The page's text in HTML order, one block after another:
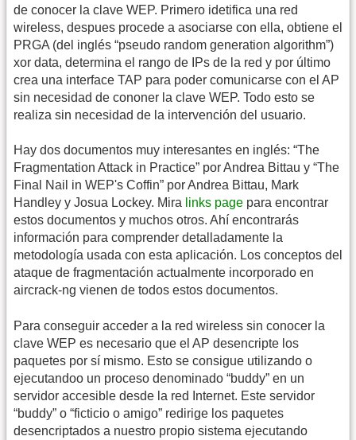
de conocer la clave WEP. Primero idetifica una red
wireless, despues procede a asociarse con ella, obtiene el
PRGA (del inglés “pseudo random generation algorithm”)
xor data, determina el rango de IPs de la red y por último
crea una interface TAP para poder comunicarse con el AP
sin necesidad de cononer la clave WEP. Todo esto se
realiza sin necesidad de la intervención del usuario.
Hay dos documentos muy interesantes en inglés: “The
Fragmentation Attack in Practice” por Andrea Bittau y “The
Final Nail in WEP's Coffin” por Andrea Bittau, Mark
Handley y Josua Lockey. Mira links page para encontrar
estos documentos y muchos otros. Ahí encontrarás
información para comprender detalladamente la
metodología usada con esta aplicación. Los conceptos del
ataque de fragmentación actualmente incorporado en
aircrack-ng vienen de todos estos documentos.
Para conseguir acceder a la red wireless sin conocer la
clave WEP es necesario que el AP desencripte los
paquetes por sí mismo. Esto se consigue utilizando o
ejecutandoo un proceso denominado “buddy” en un
servidor accesible desde la red Internet. Este servidor
“buddy” o “ficticio o amigo” redirige los paquetes
desencriptados a nuestro propio sistema ejecutando